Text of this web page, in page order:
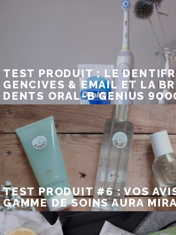
TEST PRODUIT : LE
GENCIVES & EMAIL ET LA
DENTS ORAL-B GENIUS
TEST PRODUIT #6 : VOS
GAMME DE SOINS AURA